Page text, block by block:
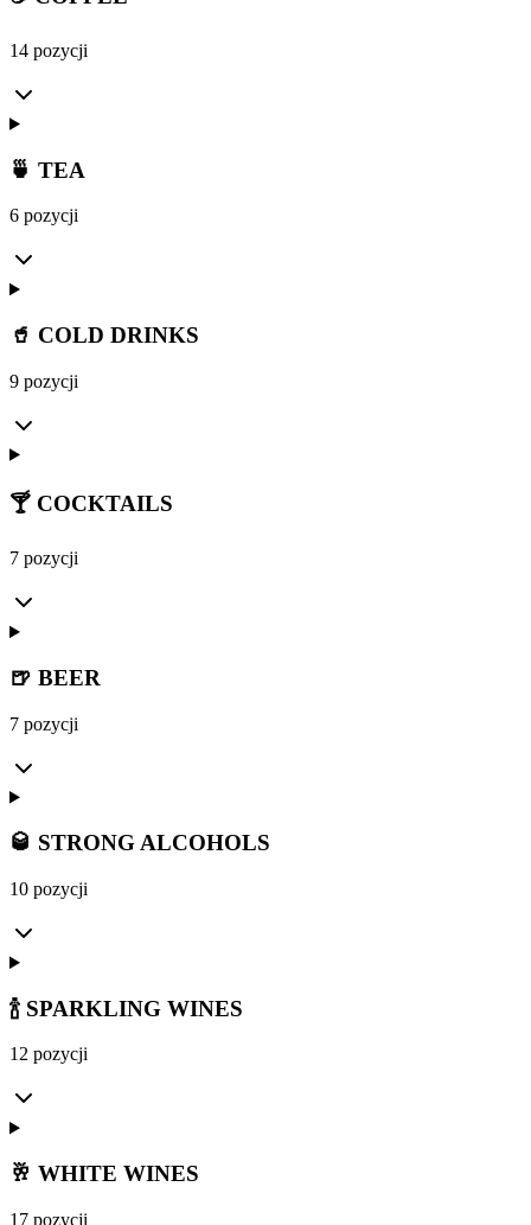
14 pozycji
🍵 TEA
6 pozycji
🥤 COLD DRINKS
9 pozycji
🍸 COCKTAILS
7 pozycji
🍺 BEER
7 pozycji
🥃 STRONG ALCOHOLS
10 pozycji
🍾 SPARKLING WINES
12 pozycji
🥂 WHITE WINES
17 pozycji